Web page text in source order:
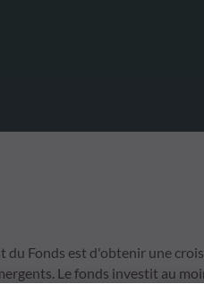
Fonds est d'obtenir une
Le fonds investit au